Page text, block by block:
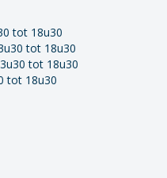
tot 18u30
tot 18u30
tot 18u30
tot 18u30